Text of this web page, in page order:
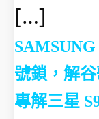
[…]
SAMSUNG
號鎖，解
專解三星